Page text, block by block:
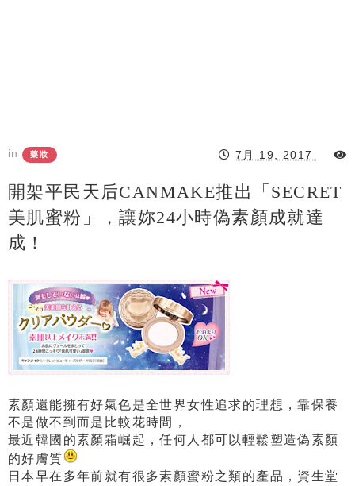
in 藥妝 7月 19, 2017
開架平民天后CANMAKE推出「SECRET
美肌蜜粉」，讓妳24小時偽素顏成就達
成！
素顏還能擁有好氣色是全世界女性追求的理想，靠保養
不是做不到而是比較花時間，
最近韓國的素顏霜崛起，任何人都可以輕鬆塑造偽素顏
的好膚質
日本早在多年前就有很多素顏蜜粉之類的產品，資生堂